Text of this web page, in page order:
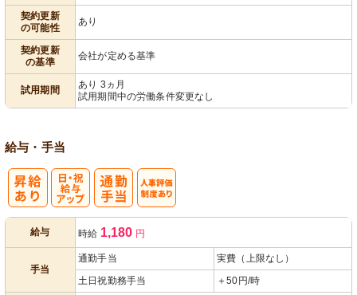
契約更新
の可能性
あり
契約更新
の基準
会社が定める基準
試用期間
あり 3ヵ月
試用期間中の労働条件変更なし
給与・手当
給与 時給 1,180 円
手当
通勤手当
実費（上限なし）
土日祝勤務手当
＋50円/時